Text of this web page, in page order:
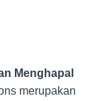
Menghapal
merupakan